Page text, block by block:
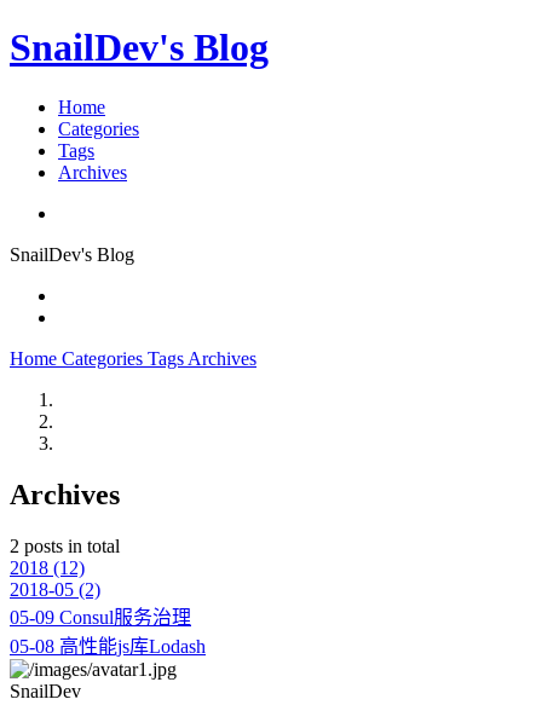
SnailDev's Blog
Home
Categories
Tags
Archives
SnailDev's Blog
Home Categories Tags Archives
Archives
2 posts in total
2018 (12)
2018-05 (2)
05-09 Consul服务治理
05-08 高性能js库Lodash
SnailDev